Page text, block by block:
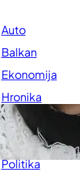
Auto
Balkan
Ekonomija
Hronika
Kultura
Medicina
Politika